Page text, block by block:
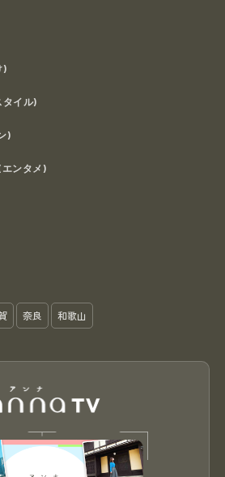
)
タイル)
)
エンタメ)
奈良 和歌山